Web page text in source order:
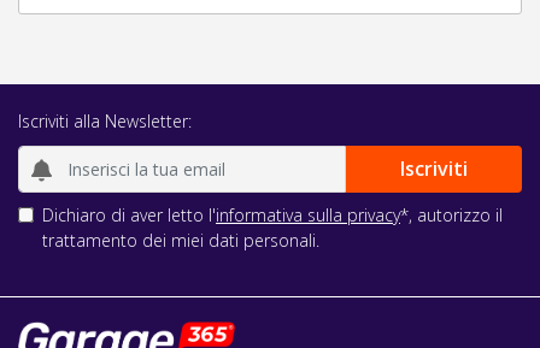
Iscriviti alla Newsletter:
Dichiaro di aver letto l'informativa sulla privacy*, autorizzo il
trattamento dei miei dati personali.